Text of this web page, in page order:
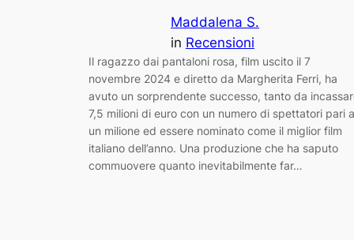
Maddalena S.
in Recensioni
Il ragazzo dai pantaloni rosa, film uscito il 7
novembre 2024 e diretto da Margherita Ferri, ha
avuto un sorprendente successo, tanto da
7,5 milioni di euro con un numero di spettatori pari a
un milione ed essere nominato come il miglior film
italiano dell’anno. Una produzione che ha saputo
commuovere quanto inevitabilmente far…